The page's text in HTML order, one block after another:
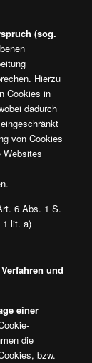
(sog.
Hierzu
Cookies in
dadurch
von Cookies
Websites
6 Abs. 1 S.
1 lit. a)
und
einer
die
bzw.